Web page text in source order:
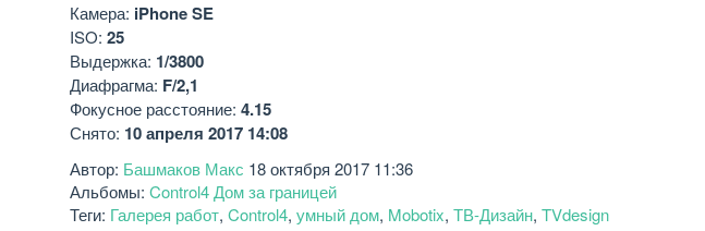
Камера: iPhone SE
ISO: 25
Выдержка: 1/3800
Диафрагма: F/2,1
Фокусное расстояние: 4.15
Снято: 10 апреля 2017 14:08
Автор: Башмаков Макс 18 октября 2017 11:36
Альбомы: Control4 Дом за границей
Теги: Галерея работ, Control4, умный дом, Mobotix, ТВ-Дизайн, TVdesign